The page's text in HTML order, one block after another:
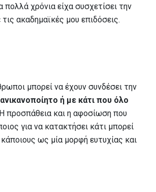
πολλά χρόνια είχα συσχετίσει την
ακαδημαϊκές μου επιδόσεις.
μπορεί να έχουν συνδέσει την
ή με κάτι που όλο
Η προσπάθεια και η αφοσίωση που
για να κατακτήσει κάτι μπορεί
κάποιους ως μία μορφή ευτυχίας και